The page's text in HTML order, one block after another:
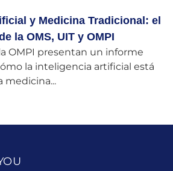
y Medicina Tradicional: el
la OMS, UIT y OMPI
la OMPI presentan un informe
la inteligencia artificial está
medicina...